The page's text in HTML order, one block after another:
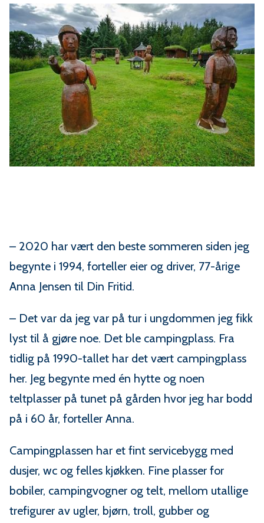
– 2020 har vært den beste sommeren siden jeg
begynte i 1994, forteller eier og driver, 77-årige
Anna Jensen til Din Fritid.
– Det var da jeg var på tur i ungdommen jeg fikk
lyst til å gjøre noe. Det ble campingplass. Fra
tidlig på 1990-tallet har det vært campingplass
her. Jeg begynte med én hytte og noen
teltplasser på tunet på gården hvor jeg har bodd
på i 60 år, forteller Anna.
Campingplassen har et fint servicebygg med
dusjer, wc og felles kjøkken. Fine plasser for
bobiler, campingvogner og telt, mellom utallige
trefigurer av ugler, bjørn, troll, gubber og